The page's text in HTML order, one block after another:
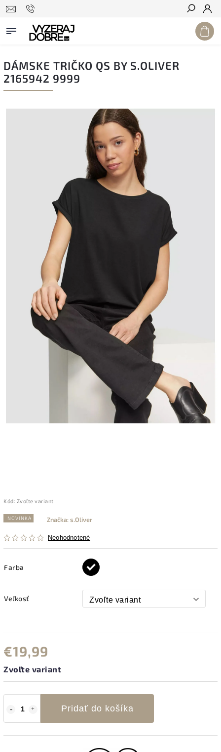
Hľadať
DÁMSKE TRIČKO QS BY S.OLIVER
2165942 9999
Kód: Zvoľte variant
NOVINKA
Neohodnotené
Značka:s.Oliver
Farba
Veľkosť
€19,99
Zvoľte variant
Pridať do košíka